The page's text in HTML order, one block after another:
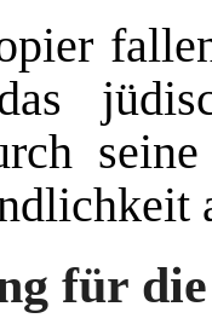
fallen
für